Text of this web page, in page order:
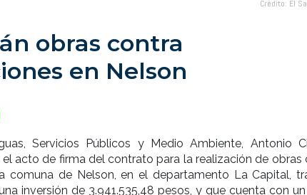
Crédito: El
obras contra
en Nelson
Servicios Públicos y Medio Ambiente, Antonio
el acto de firma del contrato para la realización de obras
comuna de Nelson, en el departamento La Capital,
inversión de 3.941.535,48 pesos, y que cuenta con